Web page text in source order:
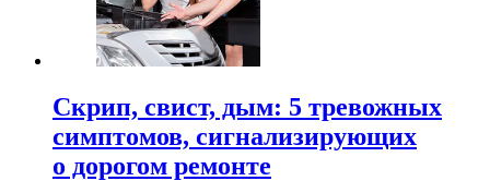
Скрип, свист, дым: 5 тревожных
симптомов, сигнализирующих
о дорогом ремонте